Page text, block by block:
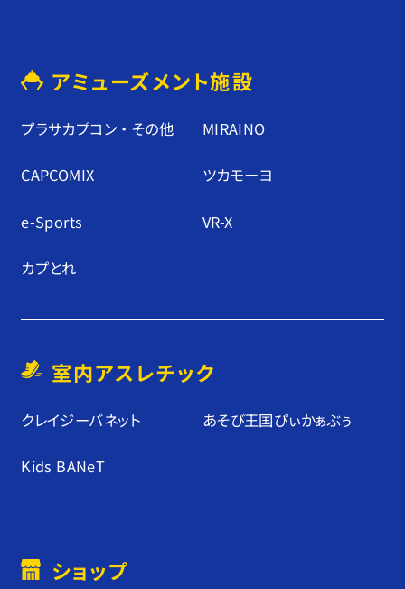
アミューズメント施設
プラサカプコン ・ その他 MIRAINO
CAPCOMIX ツカモーヨ
e-Sports VR-X
カプとれ
室内アスレチック
クレイジーバネット あそび王国ぴぃかぁぶぅ
Kids BANeT
ショップ